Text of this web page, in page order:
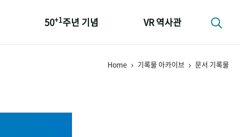
50+1주년 기념 VR 역사관
Home 기록물 아카이브 문서 기록물